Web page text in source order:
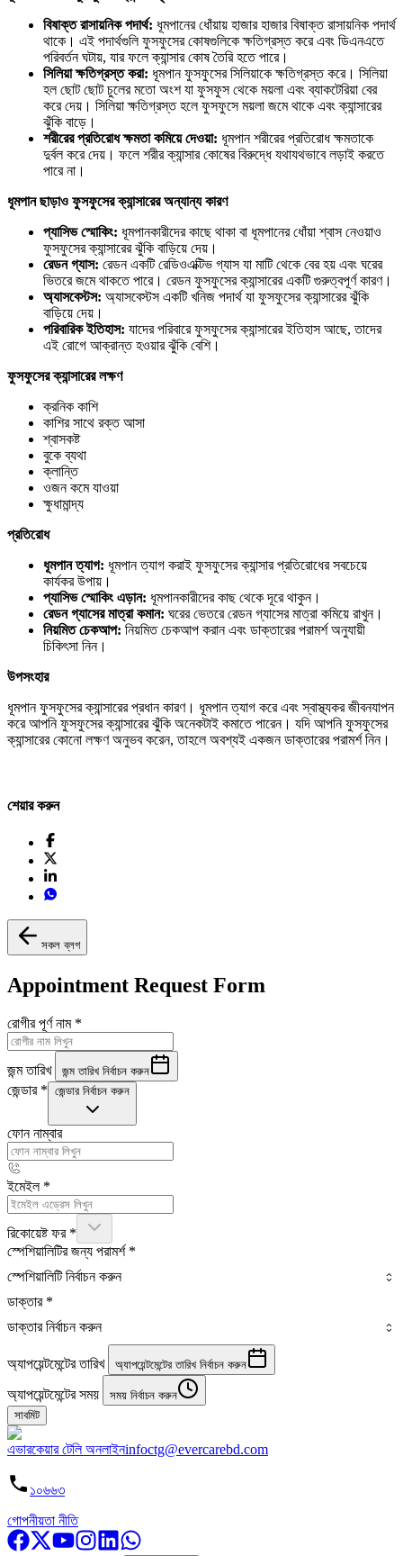
বিষাক্তরাসায়নিকপদার্থ: ধূমপানের ধোঁয়ায় হাজার হাজার বিষাক্ত রাসায়নিক পদার্থ
থাকে। এই পদার্থগুলি ফুসফুসের কোষগুলিকে ক্ষতিগ্রস্ত করে এবং ডিএনএতে
পরিবর্তন ঘটায়, যার ফলে ক্যান্সার কোষ তৈরি হতে পারে।
সিলিয়াক্ষতিগ্রস্তকরা: ধূমপান ফুসফুসের সিলিয়াকে ক্ষতিগ্রস্ত করে। সিলিয়া
হল ছোট ছোট চুলের মতো অংশ যা ফুসফুস থেকে ময়লা এবং ব্যাকটেরিয়া বের
করে দেয়। সিলিয়া ক্ষতিগ্রস্ত হলে ফুসফুসে ময়লা জমে থাকে এবং ক্যান্সারের
ঝুঁকি বাড়ে।
শরীরেরপ্রতিরোধক্ষমতাকমিয়েদেওয়া: ধূমপান শরীরের প্রতিরোধ ক্ষমতাকে
দুর্বল করে দেয়। ফলে শরীর ক্যান্সার কোষের বিরুদ্ধে যথাযথভাবে লড়াই করতে
পারে না।
ধূমপানছাড়াও ফুসফুসেরক্যান্সারেরঅন্যান্যকারণ
প্যাসিভস্মোকিং: ধূমপানকারীদের কাছে থাকা বা ধূমপানের ধোঁয়া শ্বাস নেওয়াও
ফুসফুসের ক্যান্সারের ঝুঁকি বাড়িয়ে দেয়।
রেডনগ্যাস: রেডন একটি রেডিওএক্টিভ গ্যাস যা মাটি থেকে বের হয় এবং ঘরের
ভিতরে জমে থাকতে পারে। রেডন ফুসফুসের ক্যান্সারের একটি গুরুত্বপূর্ণ কারণ।
অ্যাসবেস্টস: অ্যাসবেস্টস একটি খনিজ পদার্থ যা ফুসফুসের ক্যান্সারের ঝুঁকি
বাড়িয়ে দেয়।
পরিবারিকইতিহাস: যাদের পরিবারে ফুসফুসের ক্যান্সারের ইতিহাস আছে, তাদের
এই রোগে আক্রান্ত হওয়ার ঝুঁকি বেশি।
ফুসফুসেরক্যান্সারেরলক্ষণ
ক্রনিক কাশি
কাশির সাথে রক্ত আসা
শ্বাসকষ্ট
বুকে ব্যথা
ক্লান্তি
ওজন কমে যাওয়া
ক্ষুধামান্দ্য
প্রতিরোধ
ধূমপানত্যাগ: ধূমপান ত্যাগ করাই ফুসফুসের ক্যান্সার প্রতিরোধের সবচেয়ে
কার্যকর উপায়।
প্যাসিভস্মোকিংএড়ান: ধূমপানকারীদের কাছ থেকে দূরে থাকুন।
রেডনগ্যাসেরমাত্রাকমান: ঘরের ভেতরে রেডন গ্যাসের মাত্রা কমিয়ে রাখুন।
নিয়মিতচেকআপ: নিয়মিত চেকআপ করান এবং ডাক্তারের পরামর্শ অনুযায়ী
চিকিৎসা নিন।
উপসংহার
ধূমপান ফুসফুসের ক্যান্সারের প্রধান কারণ। ধূমপান ত্যাগ করে এবং স্বাস্থ্যকর জীবনযাপন
করে আপনি ফুসফুসের ক্যান্সারের ঝুঁকি অনেকটাই কমাতে পারেন। যদি আপনি ফুসফুসের
ক্যান্সারের কোনো লক্ষণ অনুভব করেন, তাহলে অবশ্যই একজন ডাক্তারের পরামর্শ নিন।
শেয়ার করুন
সকল ব্লগ
Appointment Request Form
রোগীর পূর্ণ নাম *
জন্ম তারিখ জন্ম তারিখ নির্বাচন করুন
জেন্ডার * জেন্ডার নির্বাচন করুন
ফোন নাম্বার
ইমেইল *
রিকোয়েষ্ট ফর *
স্পেশিয়ালিটির জন্য পরামর্শ *
স্পেশিয়ালিটি নির্বাচন করুন
ডাক্তার *
ডাক্তার নির্বাচন করুন
অ্যাপয়েন্টমেন্টের তারিখ অ্যাপয়েন্টমেন্টের তারিখ নির্বাচন করুন
অ্যাপয়েন্টমেন্টের সময়
সময় নির্বাচন করুন
সাবমিট
এভারকেয়ার টেলি অনলাইনinfoctg@evercarebd.com
১০৬৬৩
গোপনীয়তা নীতি